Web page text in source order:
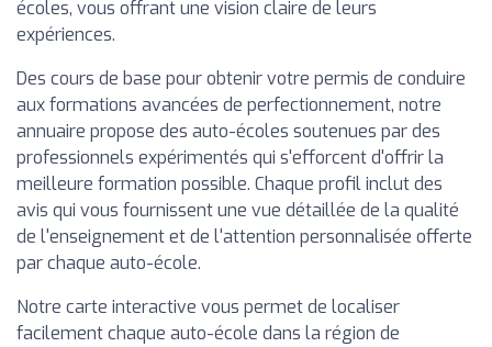
écoles, vous offrant une vision claire de leurs
expériences.
Des cours de base pour obtenir votre permis de conduire
aux formations avancées de perfectionnement, notre
annuaire propose des auto-écoles soutenues par des
professionnels expérimentés qui s'efforcent d'offrir la
meilleure formation possible. Chaque profil inclut des
avis qui vous fournissent une vue détaillée de la qualité
de l'enseignement et de l'attention personnalisée offerte
par chaque auto-école.
Notre carte interactive vous permet de localiser
facilement chaque auto-école dans la région de